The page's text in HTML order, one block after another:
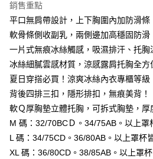
※ 交易是否成功請以「AFTEE先享後付 」
是否繳費成功／繳費後需取消欲退款等相關
客戶支援中心」 https://
【注意事項】
易，需依本服務之必要範圍內提供個人資料
權轉讓予恩沛科技股份有限公司。
２．關於個人資料處理事宜，請瀏覽以下網
https://aftee.tw/terms/#terms3
３．未成年的使用者請事先徵得法定代理人
「AFTEE先享後付」，若未經同意申辦者引
４．使用「AFTEE先享後付」時，將依據個
時審查核予不同之上限額度；若仍有額度不
付款後7-11取貨
每筆NT$99,999
每筆NT$99,999
國際空運 lnternational air parcel
銷售重點
平口無肩帶設計，上下胸圍內加防滑條
軟骨條側收副乳，兩側邊加高穩固防滑
一片式無痕冰絲觸感，吸濕排汗、托胸
冰絲細膩雲感材質，涼感露肩托胸全方
夏日穿搭必買！涼爽冰絲內衣專櫃等級
背後四排三扣，隱形排扣，無痕美背！
軟Ｑ厚胸墊立體托胸，可拆式胸墊，厚
M 碼：32/70BCＤ。34/75AB。以上罩
L 碼：34/75CD。36/80AB。以上罩杯
XL 碼：36/80CD。38/85AB。以上罩杯